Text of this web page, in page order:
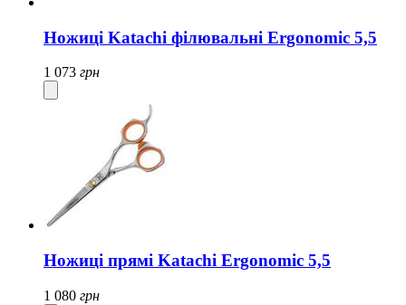
Ножиці Katachi філювальні Ergonomic 5,5
1 073 грн
Ножиці прямі Katachi Ergonomic 5,5
1 080 грн